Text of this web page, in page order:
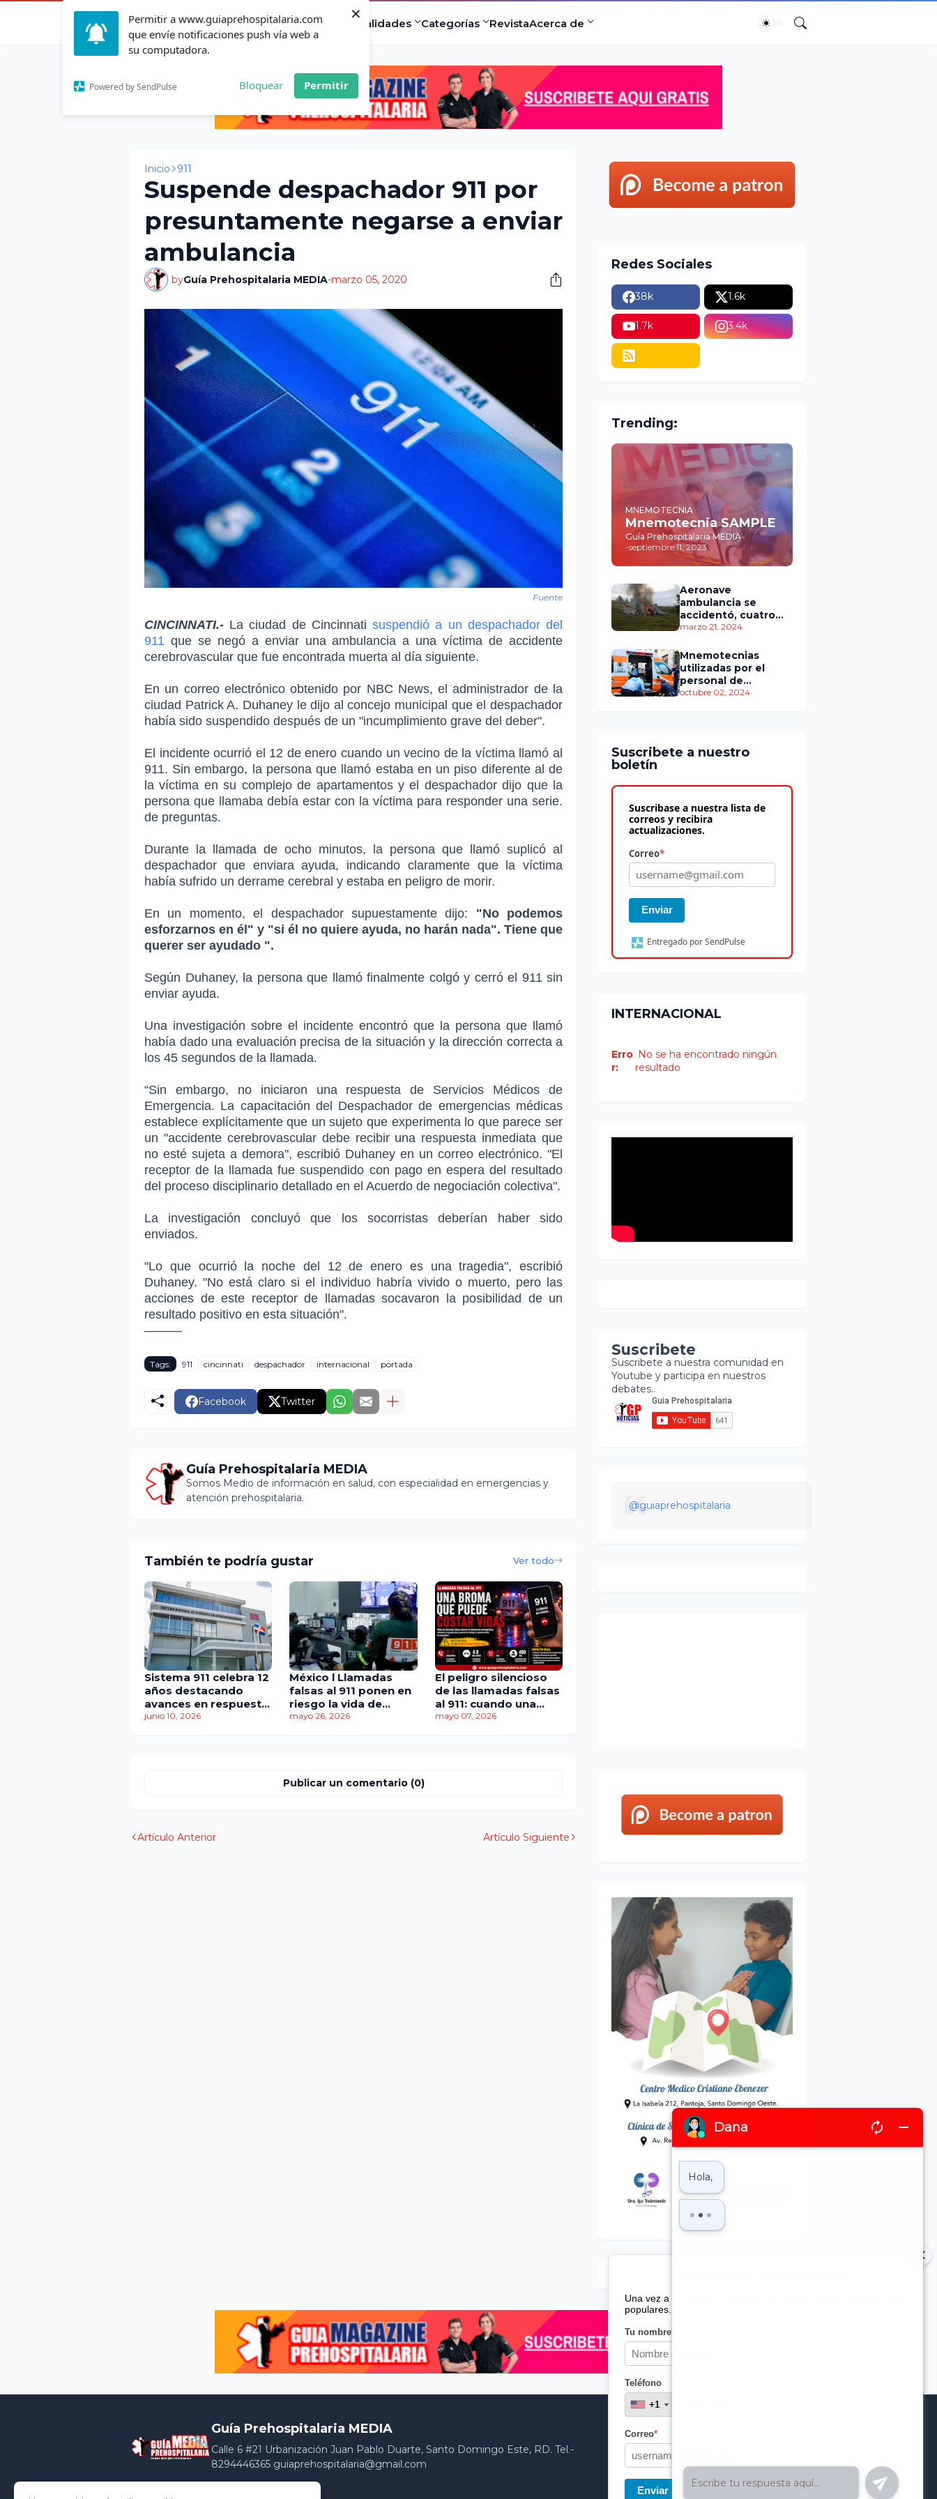
Permitir a www.guiaprehospitalaria.com
que envíe notificaciones push vía web a
su computadora.
Powered by SendPulse Bloquear Permitir
×
InicioActualidad Especialidades Categorías RevistaAcerca de
Inicio 911
Suspende despachador 911 por
presuntamente negarse a enviar
ambulancia
byGuía Prehospitalaria MEDIA-marzo 05, 2020
Fuente
CINCINNATI.- La ciudad de Cincinnatisuspendió a un despachador del
911 que se negó a enviar una ambulancia a una víctima de accidente
cerebrovascular que fue encontrada muerta al día siguiente.
En un correo electrónico obtenido por NBC News, el administrador de la
ciudad Patrick A. Duhaney le dijo al concejo municipal que el despachador
había sido suspendido después de un "incumplimiento grave del deber".
El incidente ocurrió el 12 de enero cuando un vecino de la víctima llamó al
911. Sin embargo, la persona que llamó estaba en un piso diferente al de
la víctima en su complejo de apartamentos y el despachador dijo que la
persona que llamaba debía estar con la víctima para responder una serie.
de preguntas.
Durante la llamada de ocho minutos, la persona que llamó suplicó al
despachador que enviara ayuda, indicando claramente que la víctima
había sufrido un derrame cerebral y estaba en peligro de morir.
En un momento, el despachador supuestamente dijo: "No podemos
esforzarnos en él" y "si él no quiere ayuda, no harán nada". Tiene que
querer ser ayudado ".
Según Duhaney, la persona que llamó finalmente colgó y cerró el 911 sin
enviar ayuda.
Una investigación sobre el incidente encontró que la persona que llamó
había dado una evaluación precisa de la situación y la dirección correcta a
los 45 segundos de la llamada.
“Sin embargo, no iniciaron una respuesta de Servicios Médicos de
Emergencia. La capacitación del Despachador de emergencias médicas
establece explícitamente que un sujeto que experimenta lo que parece ser
un "accidente cerebrovascular debe recibir una respuesta inmediata que
no esté sujeta a demora", escribió Duhaney en un correo electrónico. "El
receptor de la llamada fue suspendido con pago en espera del resultado
del proceso disciplinario detallado en el Acuerdo de negociación colectiva".
La investigación concluyó que los socorristas deberían haber sido
enviados.
"Lo que ocurrió la noche del 12 de enero es una tragedia", escribió
Duhaney. "No está claro si el individuo habría vivido o muerto, pero las
acciones de este receptor de llamadas socavaron la posibilidad de un
resultado positivo en esta situación".
———
Tags: 911 cincinnati despachador internacional portada
Facebook Twitter
Guía Prehospitalaria MEDIA
Somos Medio de información en salud, con especialidad en emergencias y
atención prehospitalaria.
También te podría gustar Ver todo
Sistema 911 celebra 12
años destacando
avances en respuesta
a emergencias y
junio 10, 2026
México l Llamadas
falsas al 911 ponen en
riesgo la vida de
paramédicos y
mayo 26, 2026
El peligro silencioso
de las llamadas falsas
al 911: cuando una
broma puede costar
mayo 07, 2026
Publicar un comentario (0)
Artículo Anterior Artículo Siguiente
Redes Sociales
38k 1.6k
1.7k 3.4k
Trending:
MNEMOTECNIA
Mnemotecnia SAMPLE
Guía Prehospitalaria MEDIA
-septiembre 11, 2023
Aeronave
ambulancia se
accidentó, cuatro
personas murieron
marzo 21, 2024
Mnemotecnias
utilizadas por el
personal de
atención
octubre 02, 2024
Suscribete a nuestro
boletín
Suscribase a nuestra lista de
correos y recibira
actualizaciones.
Correo*
Enviar
Entregado por SendPulse
INTERNACIONAL
Erro
r:
No se ha encontrado ningún
resultado
Suscribete
Suscribete a nuestra comunidad en
Youtube y participa en nuestros
debates..
@guiaprehospitalaria
Una vez a la semana enviamos un correo con los artículos más
populares.
Tu nombre*
Teléfono
+1
+1
Correo*
Enviar
Guía Prehospitalaria MEDIA
Calle 6 #21 Urbanización Juan Pablo Duarte, Santo Domingo Este, RD. Tel.-
8294446365 guiaprehospitalaria@gmail.com